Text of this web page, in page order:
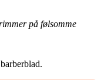
på følsomme